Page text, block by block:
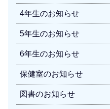
4年生のお知らせ
5年生のお知らせ
6年生のお知らせ
保健室のお知らせ
図書のお知らせ